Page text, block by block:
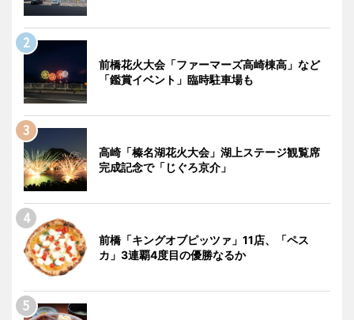
前橋花火大会「ファーマーズ高崎棟高」など
「鑑賞イベント」臨時駐車場も
高崎「榛名湖花火大会」湖上ステージ観覧席
完成記念で「じぐろ京介」
前橋「キングオブピッツァ」11店、「ペス
カ」3連覇4度目の優勝なるか